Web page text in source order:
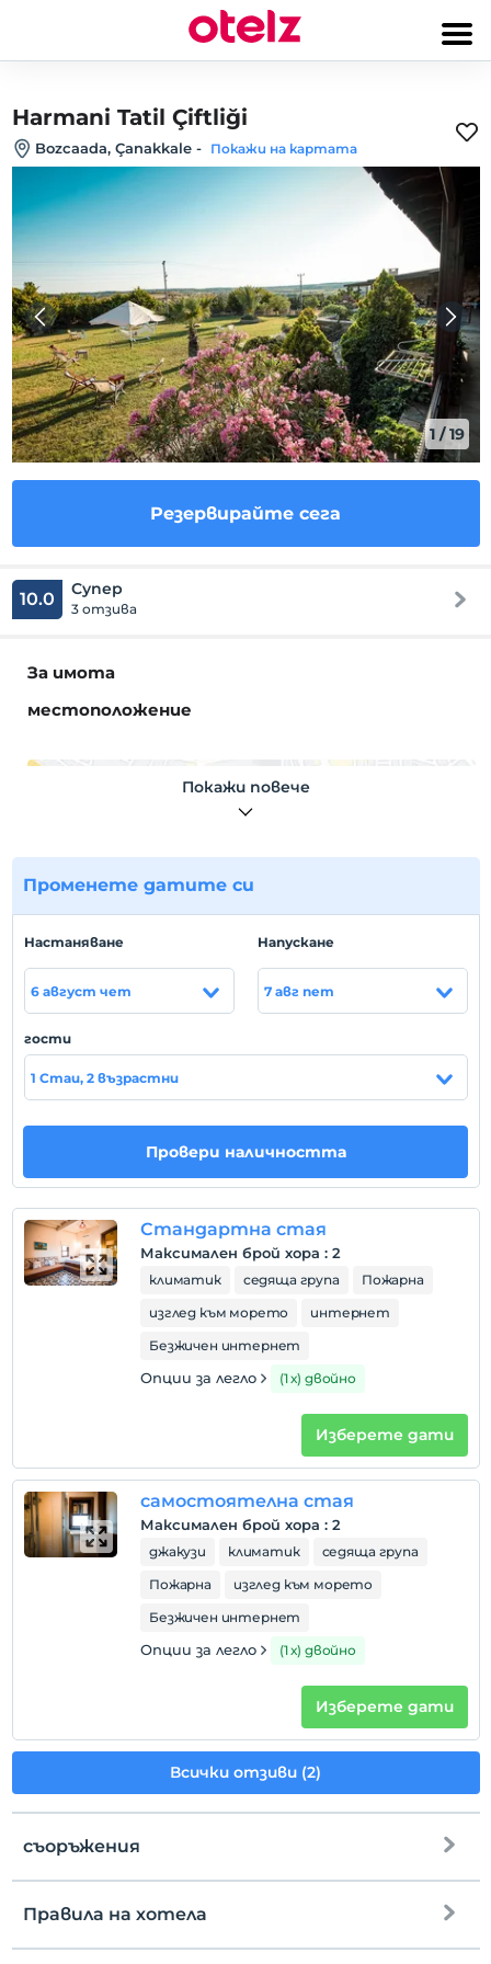
Harmani Tatil Çiftliği
Bozcaada, Çanakkale - Покажи на картата
1 /19
Резервирайте сега
10.0 Супер
3 отзива
За имота
местоположение
картата
Правила на хотела
настаняване
След 14:00
Разгледайте
Допускат се домашни любимци
пушене
стаи за непушачи
деца
Деца под 6 години нямат право да отсядат в това
съоръжение.
Покажи повече
Променете датите си
Hастаняване
6 август чет
Hапускане
7 авг пет
гости
1 Стаи, 2 възрастни
Провери наличността
Стандартна стая
Максимален брой хора : 2
климатик седяща група
Пожарна
изглед към морето
интернет
Безжичен интернет
Опции за легло (1 х) двойно
Изберете дати
самостоятелна стая
Максимален брой хора : 2
джакузи климатик
седяща група
Пожарна
изглед към морето
Безжичен интернет
Опции за легло (1 х) двойно
Изберете дати
Всички отзиви (2)
съоръжения
Правила на хотела
настаняване